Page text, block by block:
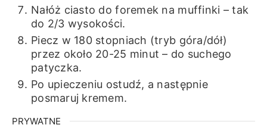
Nałóż ciasto do foremek na muffinki – tak
do 2/3 wysokości.
Piecz w 180 stopniach (tryb góra/dół)
przez około 20-25 minut – do suchego
patyczka.
Po upieczeniu ostudź, a następnie
posmaruj kremem.
PRYWATNE